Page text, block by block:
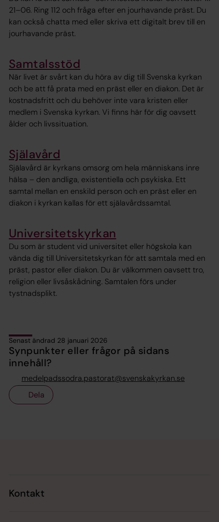
21–06. Ring 112 och fråga efter en jourhavande präst. Du
kan också chatta med eller skriva ett digitalt brev till en
jourhavande präst.
Samtalsstöd
När livet är svårt kan du höra av dig till Svenska kyrkan
och be att få prata med en präst eller en diakon. Det är
kostnadsfritt och du behöver inte vara kristen eller
medlem i Svenska kyrkan. Vi finns här för dig oavsett
ålder och livssituation.
Själavård
Själavård är kyrkans omsorg om hela människans inre
hälsa – den andliga, existentiella och psykiska. Ett
samtal mellan en enskild person och en präst eller en
diakon i kyrkan kallas för ett själavårdssamtal.
Universitetskyrkan
Du som är student vid universitet eller högskola kan
vända dig till Universitetskyrkan för att samtala med en
präst, pastor eller diakon. Du är välkommen oavsett tro,
religion eller livsåskådning. Samtalen förs under
tystnadsplikt.
Senast ändrad 28 januari 2026
Synpunkter eller frågor på sidans
innehåll?
medelpadssodra.pastorat@svenskakyrkan.se
Dela
Kontakt